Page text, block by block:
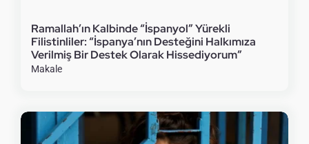
Ramallah’ın Kalbinde “İspanyol” Yürekli
Filistinliler: “İspanya’nın Desteğini Halkımıza
Verilmiş Bir Destek Olarak Hissediyorum”
Makale